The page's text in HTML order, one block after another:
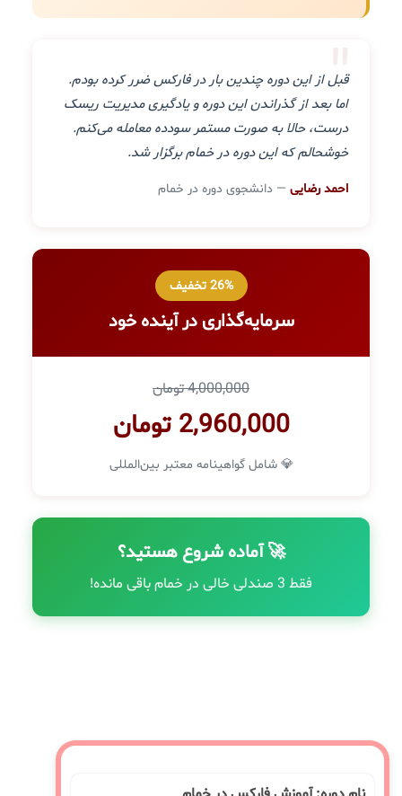
"
قبل از این دوره چندین بار در فارکس ضرر کرده بودم.
اما بعد از گذراندن این دوره و یادگیری مدیریت ریسک
درست، حالا به صورت مستمر سودده معامله می‌کنم.
خوشحالم که این دوره در خمام برگزار شد.
احمد رضایی — دانشجوی دوره در خمام
26% تخفیف
سرمایه‌گذاری در آینده خود
4,000,000 تومان
2,960,000 تومان
💎 شامل گواهینامه معتبر بین‌المللی
🚀 آماده شروع هستید؟
فقط 3 صندلی خالی در خمام باقی مانده!